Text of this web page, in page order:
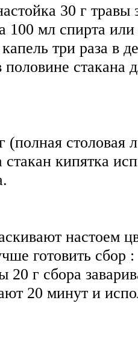
30 г травы
100 мл спирта или
три раза в
половине стакана
(полная столовая
кипятка
настоем
готовить сбор
20 г сбора
20 минут и